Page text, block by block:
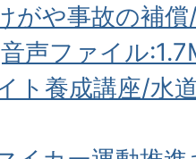
がや事故の補
声ファイル
ト養成講座/水